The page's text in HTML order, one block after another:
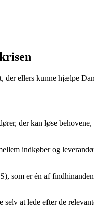
der ellers kunne hjælpe
der kan løse
indkøber og
som er én af
at lede efter de